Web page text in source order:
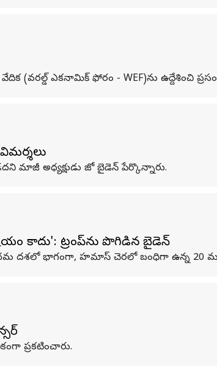
(వరల్డ్ ఎకనామిక్ ఫోరం - WEF)ను ఉద్దేశించి
మాజీ అధ్యక్షుడు జో బైడెన్‌ పేర్కొన్నారు.
కాదు': ట్రంప్‌ను పొగిడిన బైడెన్
దశలో భాగంగా, హమాస్ చెరలో బంధిగా ఉన్న 20
ప్రకటించారు.